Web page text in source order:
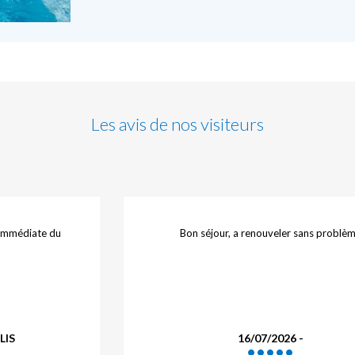
Les avis de nos visiteurs
avec un
nous avoir
Très bonne expérience.
15/07/2026 - DROUET